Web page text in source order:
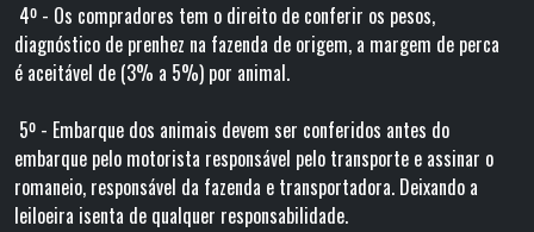
4º - Os compradores tem o direito de conferir os pesos,
diagnóstico de prenhez na fazenda de origem, a margem de perca
é aceitável de (3% a 5%) por animal.
5º - Embarque dos animais devem ser conferidos antes do
embarque pelo motorista responsável pelo transporte e assinar o
romaneio, responsável da fazenda e transportadora. Deixando a
leiloeira isenta de qualquer responsabilidade.